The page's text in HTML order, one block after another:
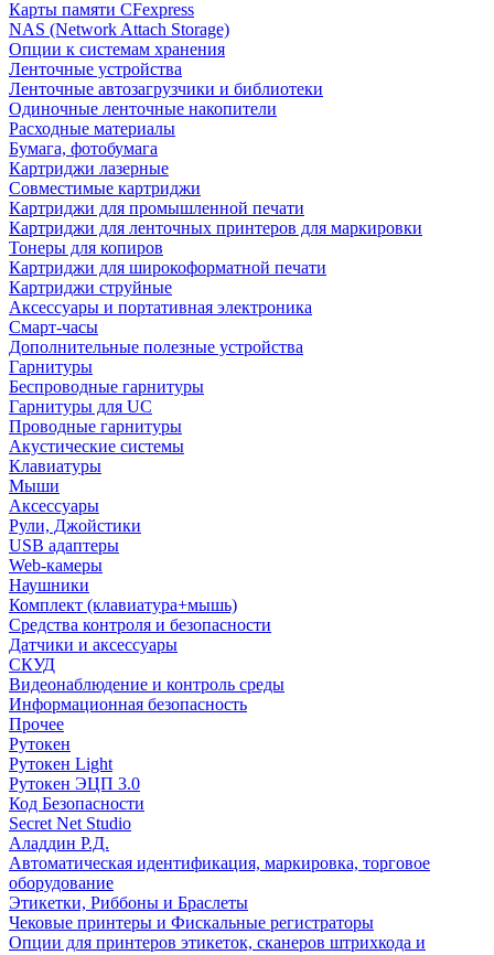
Карты памяти CFexpress
NAS (Network Attach Storage)
Опции к системам хранения
Ленточные устройства
Ленточные автозагрузчики и библиотеки
Одиночные ленточные накопители
Расходные материалы
Бумага, фотобумага
Картриджи лазерные
Совместимые картриджи
Картриджи для промышленной печати
Картриджи для ленточных принтеров для маркировки
Тонеры для копиров
Картриджи для широкоформатной печати
Картриджи струйные
Аксессуары и портативная электроника
Смарт-часы
Дополнительные полезные устройства
Гарнитуры
Беспроводные гарнитуры
Гарнитуры для UC
Проводные гарнитуры
Акустические системы
Клавиатуры
Мыши
Аксессуары
Рули, Джойстики
USB адаптеры
Web-камеры
Наушники
Комплект (клавиатура+мышь)
Средства контроля и безопасности
Датчики и аксессуары
СКУД
Видеонаблюдение и контроль среды
Информационная безопасность
Прочее
Рутокен
Рутокен Light
Рутокен ЭЦП 3.0
Код Безопасности
Secret Net Studio
Аладдин Р.Д.
Автоматическая идентификация, маркировка, торговое
оборудование
Этикетки, Риббоны и Браслеты
Чековые принтеры и Фискальные регистраторы
Опции для принтеров этикеток, сканеров штрихкода и